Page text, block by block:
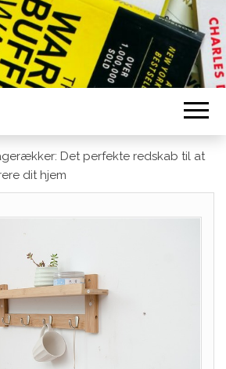
Det perfekte redskab til at
dit hjem